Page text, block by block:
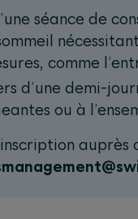
séance de
comme
d’une demi-
ou à
auprès